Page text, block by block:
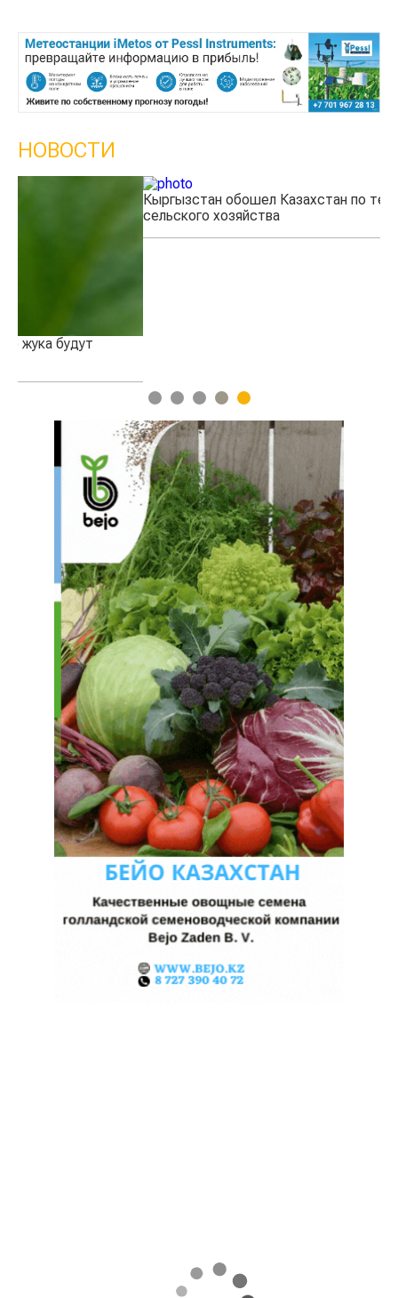
НОВОСТИ
Кыргызстан обошел Казахстан по темпам роста
сельского хозяйства
1 2 3 4 5